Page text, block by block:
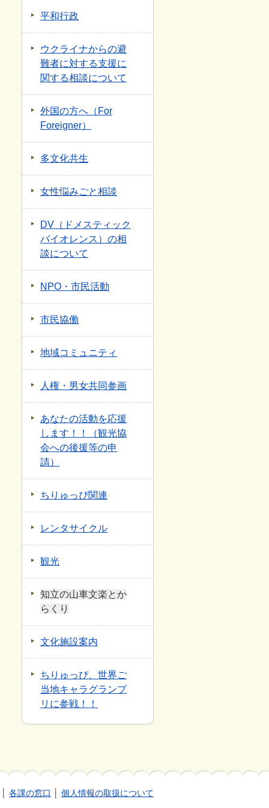
平和行政
ウクライナからの避
難者に対する支援に
関する相談について
外国の方へ（For
Foreigner）
多文化共生
女性悩みごと相談
DV（ドメスティック
バイオレンス）の相
談について
NPO・市民活動
市民協働
地域コミュニティ
人権・男女共同参画
あなたの活動を応援
します！！（観光協
会への後援等の申
請）
ちりゅっぴ関連
レンタサイクル
観光
知立の山車文楽とか
らくり
文化施設案内
ちりゅっぴ、世界ご
当地キャラグランプ
リに参戦！！
各課の窓口 個人情報の取扱について